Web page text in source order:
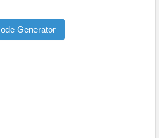
Generator